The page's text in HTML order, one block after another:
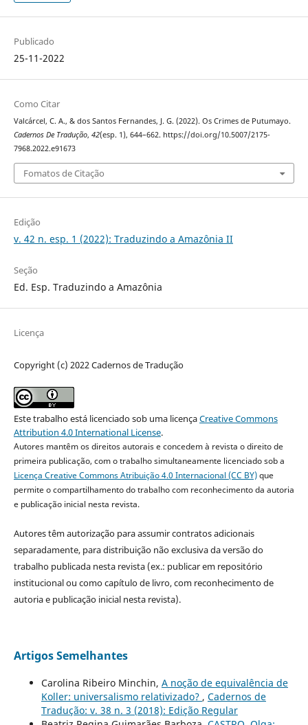
Publicado
25-11-2022
Como Citar
Valcárcel, C. A., & dos Santos Fernandes, J. G. (2022). Os Crimes de Putumayo.
Cadernos De Tradução, 42(esp. 1), 644–662. https://doi.org/10.5007/2175-
7968.2022.e91673
Fomatos de Citação
Edição
v. 42 n. esp. 1 (2022): Traduzindo a Amazônia II
Seção
Ed. Esp. Traduzindo a Amazônia
Licença
Copyright (c) 2022 Cadernos de Tradução
Este trabalho está licenciado sob uma licençaCreative Commons
Attribution 4.0 International License.
Autores mantêm os direitos autorais e concedem à revista o direito de
primeira publicação, com o trabalho simultaneamente licenciado sob a
Licença Creative Commons Atribuição 4.0 Internacional (CC BY)que
permite o compartilhamento do trabalho com reconhecimento da autoria
e publicação inicial nesta revista.
Autores têm autorização para assumir contratos adicionais
separadamente, para distribuição não exclusiva da versão do
trabalho publicada nesta revista (ex.: publicar em repositório
institucional ou como capítulo de livro, com reconhecimento de
autoria e publicação inicial nesta revista).
Artigos Semelhantes
Carolina Ribeiro Minchin, A noção de equivalência de
Koller: universalismo relativizado? , Cadernos de
Tradução: v. 38 n. 3 (2018): Edição Regular